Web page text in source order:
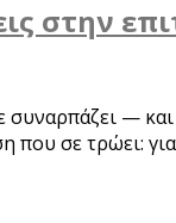
στην
—
που σε τρώει: